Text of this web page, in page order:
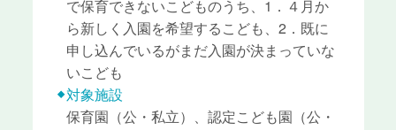
で保育できないこどものうち、1．４月か
ら新しく入園を希望するこども、2．既に
申し込んでいるがまだ入園が決まっていな
いこども
対象施設
保育園（公・私立）、認定こども園（公・